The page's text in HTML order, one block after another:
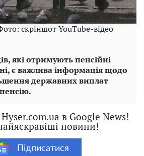
скріншот YouTube-відео
які отримують пенсійні
є важлива інформація щодо
державних виплат
в Google News!
новини!
Підписатися